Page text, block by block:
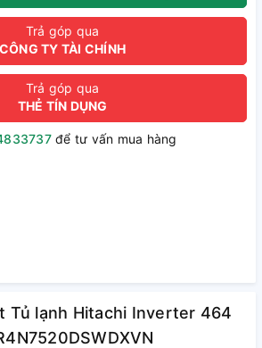
Trả góp qua
CÔNG TY TÀI CHÍNH
Trả góp qua
THẺ TÍN DỤNG
để tư vấn mua hàng
Tủ lạnh Hitachi Inverter 464